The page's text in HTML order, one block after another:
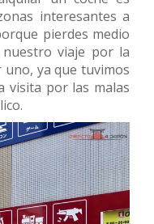
interesantes a
pierdes medio
nuestro viaje por la
ya que tuvimos
visita por las malas